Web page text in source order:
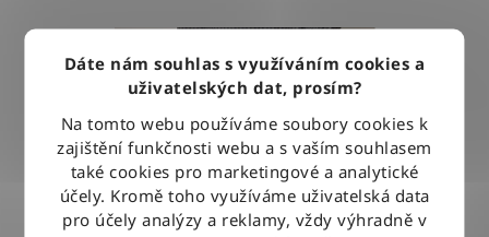
Dáte nám souhlas s využíváním cookies a
uživatelských dat, prosím?
Na tomto webu používáme soubory cookies k
zajištění funkčnosti webu a s vaším souhlasem
také cookies pro marketingové a analytické
účely. Kromě toho využíváme uživatelská data
pro účely analýzy a reklamy, vždy výhradně v